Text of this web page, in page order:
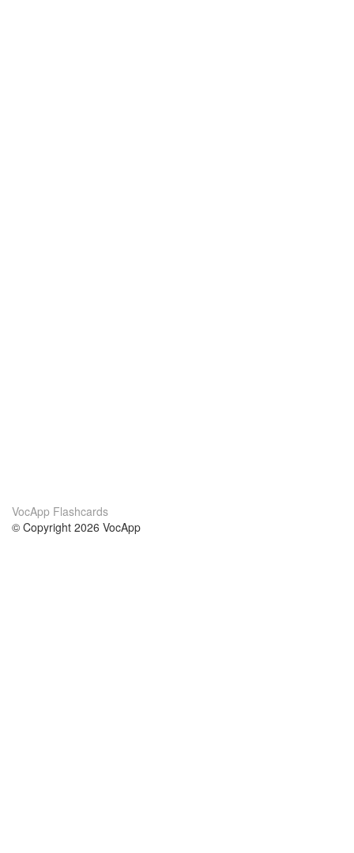
VocApp Flashcards
© Copyright 2026 VocApp